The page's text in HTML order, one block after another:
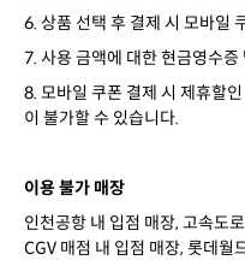
6. 상품 선택 후 결제 시 모바일
7. 사용 금액에 대한 현금영수증
8. 모바일 쿠폰 결제 시 제휴할
이 불가할 수 있습니다.
이용 불가 매장
인천공항 내 입점 매장, 고속도
CGV 매점 내 입점 매장, 롯데월